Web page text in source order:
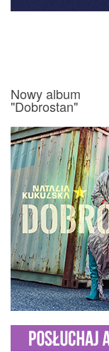
Nowy album
"Dobrostan"